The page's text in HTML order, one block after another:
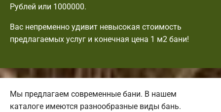
Рублей или 1000000.
Вас непременно удивит невысокая стоимость
предлагаемых услуг и конечная цена 1 м2 бани!
Мы предлагаем современные бани. В нашем
каталоге имеются разнообразные виды бань.